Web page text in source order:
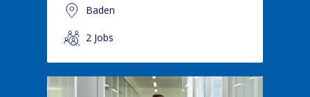
Baden
2 Jobs